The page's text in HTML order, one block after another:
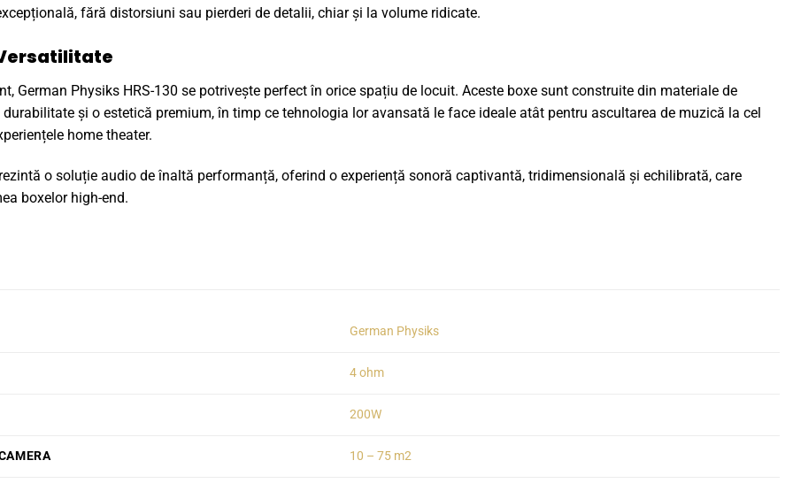
fără distorsiuni sau pierderi de detalii, chiar și la volume ridicate.
German Physiks HRS-130 se potrivește perfect în orice spațiu de locuit. Aceste boxe sunt construite din materiale de
și o estetică premium, în timp ce tehnologia lor avansată le face ideale atât pentru ascultarea de muzică la cel
home theater.
o soluție audio de înaltă performanță, oferind o experiență sonoră captivantă, tridimensională și echilibrată, care
boxelor high-end.
German Physiks
4 ohm
200W
10 – 75 m2